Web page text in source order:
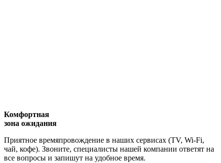
Комфортная
зона ожидания
Приятное времяпровождение в наших сервисах (TV, Wi-Fi,
чай, кофе). Звоните, специалисты нашей компании ответят на
все вопросы и запишут на удобное время.